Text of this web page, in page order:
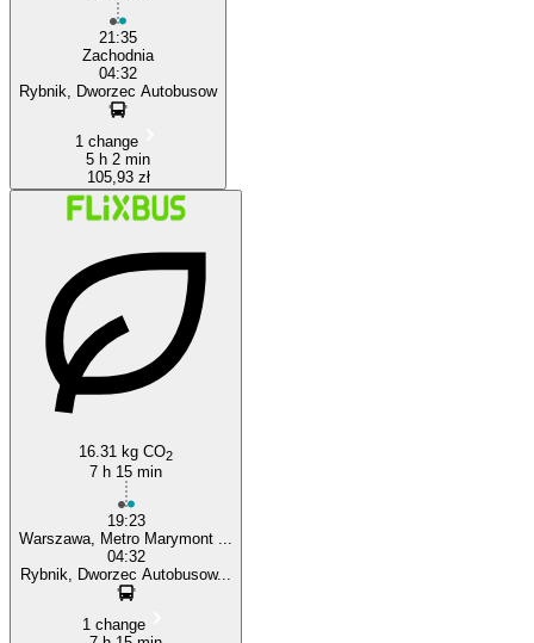
21:35
Zachodnia
04:32
Rybnik, Dworzec Autobusow
1 change
5 h 2 min
105,93 zł
16.31 kg CO2
7 h 15 min
19:23
Warszawa, Metro Marymont ...
04:32
Rybnik, Dworzec Autobusow...
1 change